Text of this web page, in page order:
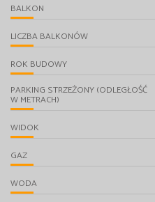
BALKON
LICZBA BALKONÓW
ROK BUDOWY
PARKING STRZEŻONY (ODLEGŁOŚĆ
W METRACH)
WIDOK
GAZ
WODA